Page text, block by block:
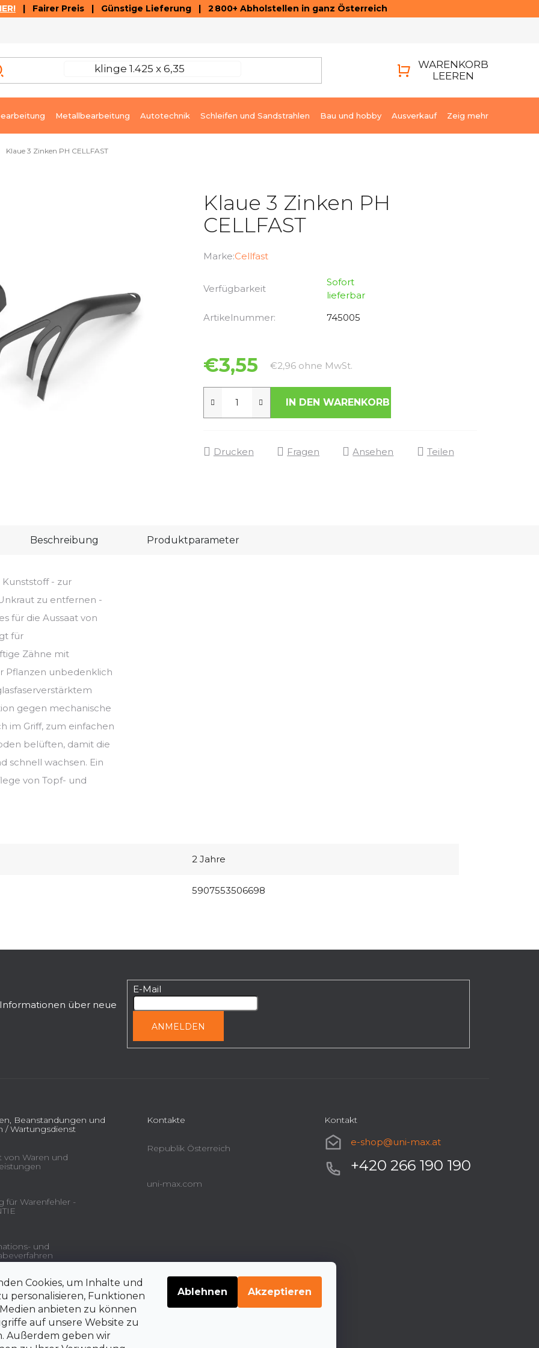
| Fairer Preis | Günstige Lieferung | 2 800+ Abholstellen in ganz Österreich
Cookies, um Inhalte und
personalisieren, Funktionen
anbieten zu können
auf unsere Website zu
Außerdem geben wir
Ablehnen Akzeptieren
WARENKORB
LEEREN
Metallbearbeitung Autotechnik Schleifen und Sandstrahlen Bau und hobby Ausverkauf Zeig mehr
Klaue 3 Zinken PH CELLFAST
Klaue 3 Zinken PH
CELLFAST
Marke:Cellfast
Verfügbarkeit
Sofort
lieferbar
Artikelnummer:
745005
€3,55 €2,96 ohne MwSt.
IN DEN WARENKORB
Drucken Fragen Ansehen Teilen
Beschreibung Produktparameter
- zur
zu entfernen -
für die Aussaat von
für
Zähne mit
Pflanzen unbedenklich
gegen mechanische
im Griff, zum einfachen
belüften, damit die
schnell wachsen. Ein
von Topf- und
2 Jahre
5907553506698
über neue
E-Mail
ANMELDEN
Beanstandungen und
/ Wartungsdienst
von Waren und
für Warenfehler -
und
und
über die
auf Vertragsrücktritt
Kontakte
Republik Österreich
uni-max.com
Kontakt
e-shop@uni-max.at
+420 266 190 190